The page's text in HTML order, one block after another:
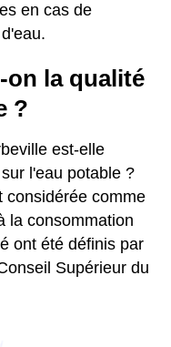
en cas de
on la qualité
?
est-elle
l'eau potable ?
considérée comme
la consommation
ont été définis par
Supérieur du